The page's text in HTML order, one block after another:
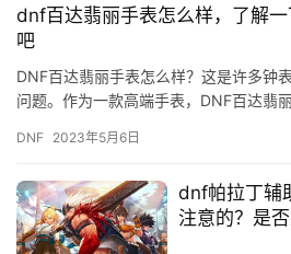
dnf百达翡丽手表怎么样，了解
吧
DNF百达翡丽手表怎么样？这是许多钟
问题。作为一款高端手表，DNF百达翡
下…
DNF 2023年5月6日
dnf帕拉丁辅
注意的？是